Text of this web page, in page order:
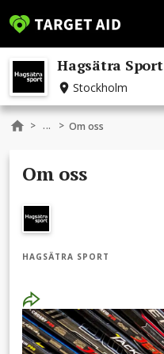
Hagsätra Sport
Stockholm
> ... > Om oss
Om oss
HAGSÄTRA SPORT